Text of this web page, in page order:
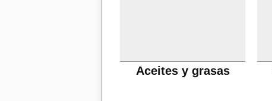
Aceites y grasas